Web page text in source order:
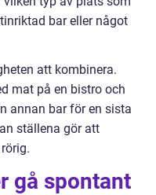
bar eller något
att kombinera.
mat på en bistro och
annan bar för en sista
ställena gör att
gå spontant